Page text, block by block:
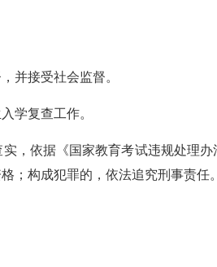
并接受社会监督。
学复查工作。
，依据《国家教育考试违规处理
；构成犯罪的，依法追究刑事责任。